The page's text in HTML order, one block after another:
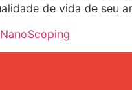
de vida de seu